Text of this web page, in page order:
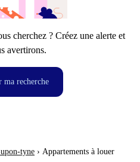
cherchez ? Créez une alerte et
avertirons.
ma recherche
tyne › Appartements à louer